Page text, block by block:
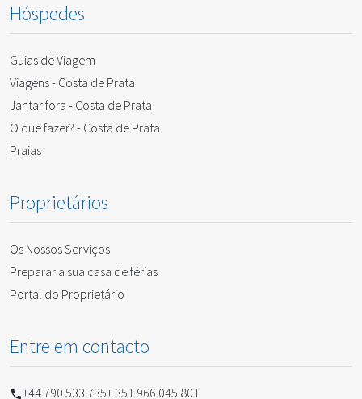
Hóspedes
Guias de Viagem
Viagens - Costa de Prata
Jantar fora - Costa de Prata
O que fazer? - Costa de Prata
Praias
Proprietários
Os Nossos Serviços
Preparar a sua casa de férias
Portal do Proprietário
Entre em contacto
+44 790 533 735+ 351 966 045 801